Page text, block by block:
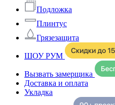
Подложка
Плинтус
Грязезащита
ШОУ РУМ
Вызвать замерщика
Доставка и оплата
Укладка